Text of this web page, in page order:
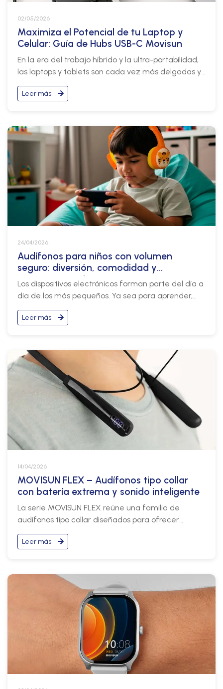
02/05/2026
Maximiza el Potencial de tu Laptop y
Celular: Guía de Hubs USB-C Movisun
En la era del trabajo híbrido y la ultra-portabilidad,
las laptops y tablets son cada vez más delgadas y
potentes. Sin embargo, esto suele venir con un
"sacrificio": la falta de puertos.
Leer más
24/04/2026
Audífonos para niños con volumen
seguro: diversión, comodidad y
protección auditiva
Los dispositivos electrónicos forman parte del día a
día de los más pequeños. Ya sea para aprender,
ver contenido educativo o simplemente
entretenerse, el uso de tablets, celulares o laptops
Leer más
14/04/2026
MOVISUN FLEX – Audífonos tipo collar
con batería extrema y sonido inteligente
La serie MOVISUN FLEX reúne una familia de
audífonos tipo collar diseñados para ofrecer
comodidad, batería de larga duración y conexión
estable en cualquier momento del día.
Leer más